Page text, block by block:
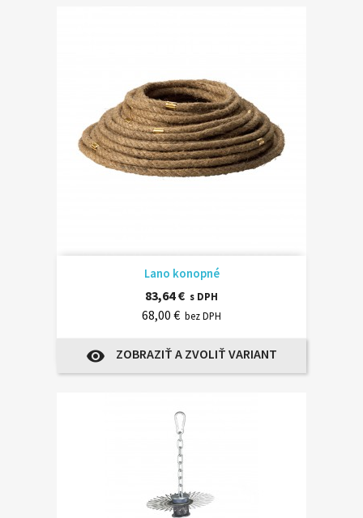
Lano konopné
83,64 € s DPH
68,00 € bez DPH
visibility ZOBRAZIŤ A ZVOLIŤ VARIANT